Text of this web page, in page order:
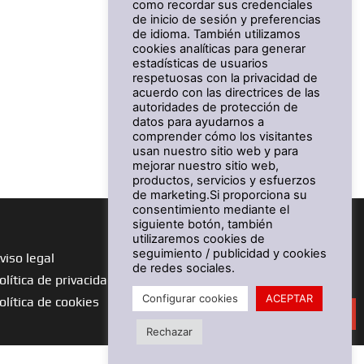
legal
de privacidad
de cookies
como recordar sus credenciales
de inicio de sesión y preferencias
de idioma. También utilizamos
cookies analíticas para generar
estadísticas de usuarios
respetuosas con la privacidad de
acuerdo con las directrices de las
autoridades de protección de
datos para ayudarnos a
comprender cómo los visitantes
usan nuestro sitio web y para
mejorar nuestro sitio web,
productos, servicios y esfuerzos
de marketing.Si proporciona su
consentimiento mediante el
siguiente botón, también
utilizaremos cookies de
seguimiento / publicidad y cookies
de redes sociales.
Configurar cookies ACEPTAR
Rechazar
Solicita presupuesto